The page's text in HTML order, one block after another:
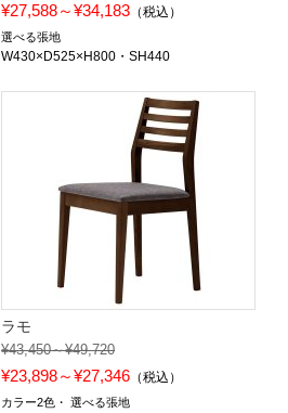
¥27,588～¥34,183 （税込）
選べる張地
W430×D525×H800・SH440
ラモ
¥43,450～¥49,720
¥23,898～¥27,346 （税込）
カラー2色 選べる張地